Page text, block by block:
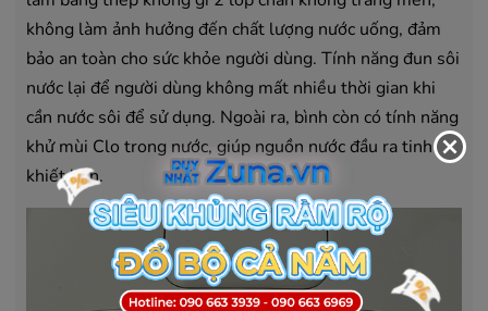
không làm ảnh hưởng đến chất lượng nước uống, đảm
bảo an toàn cho sức khỏe người dùng. Tính năng đun sôi
nước lại để người dùng không mất nhiều thời gian khi
cần nước sôi để sử dụng. Ngoài ra, bình còn có tính năng
khử mùi Clo trong nước, giúp nguồn nước đầu ra tinh
khiết hơn.